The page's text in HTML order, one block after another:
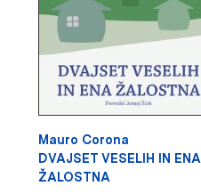
Mauro Corona
DVAJSET VESELIH IN ENA
ŽALOSTNA